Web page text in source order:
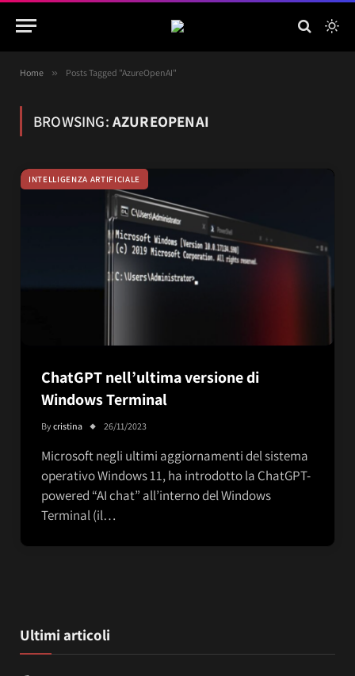
Home » Posts Tagged "AzureOpenAI"
BROWSING: AZUREOPENAI
INTELLIGENZA ARTIFICIALE
ChatGPT nell’ultima versione di
Windows Terminal
Bycristina 26/11/2023
Microsoft negli ultimi aggiornamenti del sistema
operativo Windows 11, ha introdotto la ChatGPT-
powered “AI chat” all’interno del Windows
Terminal (il…
Ultimi articoli